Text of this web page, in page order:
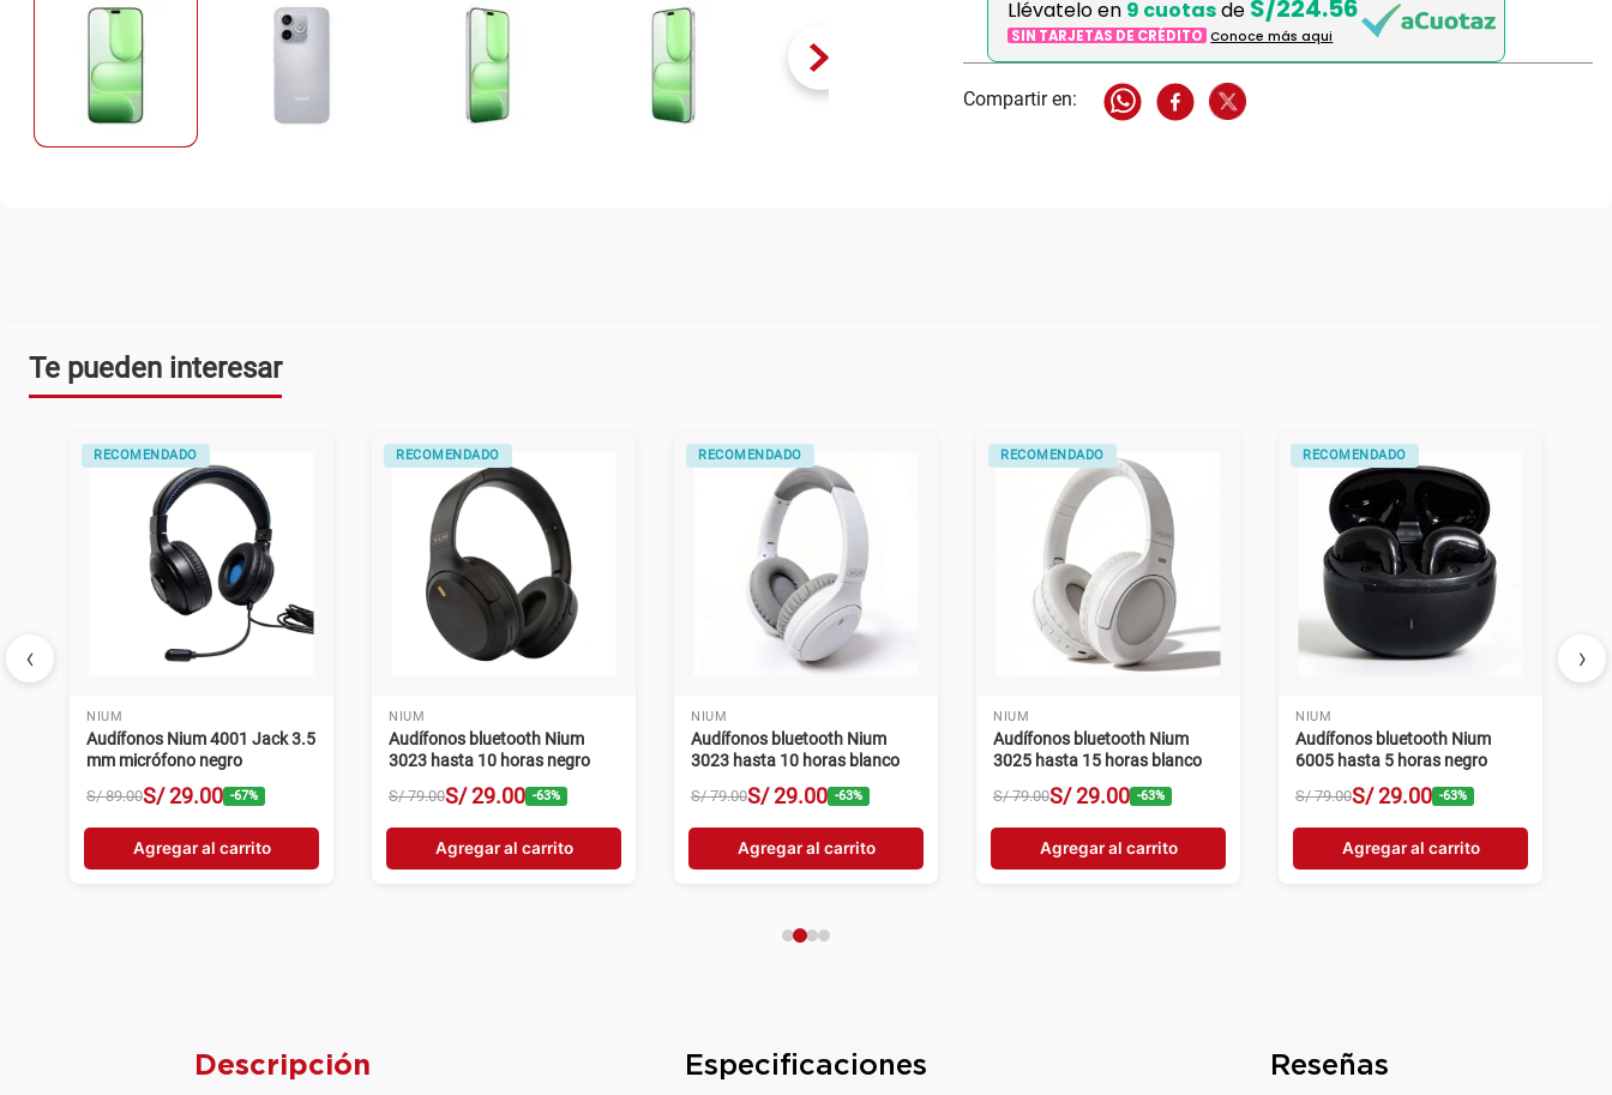
Llévatelo en 9 cuotasde S/224.56
SIN TARJETAS DE CRÉDITO Conoce más aqui
Te pueden interesar
‹
RECOMENDADO
NIUM
Audífonos bluetooth ANC
Nium 6001 ANC hasta 5 horas
S/ 99.00S/ 39.00 -61%
Agregar al carrito
RECOMENDADO
LENOVO
Audífonos gamer Lenovo
Legion H500 Pro 7.1 jack 3.5
mm 96 dB ± 3 dB negro
S/ 819.00S/ 329.00 -60
Agregar al carrito
RECOMENDADO
NIUM
Audífonos Nium Soccer TWS
Bluetooth negro
S/ 39.00S/ 19.00 -51%
Agregar al carrito
ALTERNATIVO
TCL
Tablet TCL 10L 8483A2 128GB
4GB RAM 5MP gris
S/ 599.00S/ 499.00 -17
Agregar al carrito
ALTERNATIVO
TCL
Tablet TCL A1 Plus 9445X1
128GB 6GB RAM 8MP gris
S/ 799.00S/ 749.00 -6
Agregar al carrito
›
Descripción Especificaciones Reseñas